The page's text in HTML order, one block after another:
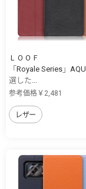
ＬＯＯＦ
「Royale Series」
選した...
参考価格￥2,481
レザー